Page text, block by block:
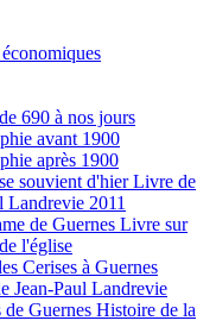
690 à nos jours
avant 1900
après 1900
souvient d'hier Livre de
Landrevie 2011
de Guernes Livre sur
l'église
Cerises à Guernes
Jean-Paul Landrevie
de Guernes Histoire de la